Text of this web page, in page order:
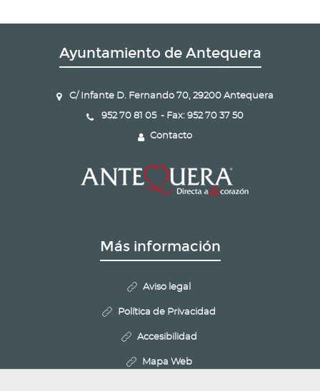
Ayuntamiento de Antequera
C/ Infante D. Fernando 70, 29200 Antequera
952 70 81 05 - Fax: 952 70 37 50
Contacto
Más información
Aviso legal
Política de Privacidad
Accesibilidad
Mapa Web